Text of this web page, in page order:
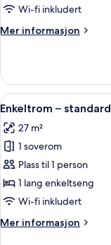
hageutsikt
Wi-fi inkludert
Mer informasjon
Mer
–
superior,
hageutsikt
Åpne
alle
bildene
av
Enkeltrom
–
standard
5
Enkeltrom – standard
27 m²
1 soverom
Plass til 1 person
1 lang enkeltseng
Wi-fi inkludert
Mer informasjon
Mer